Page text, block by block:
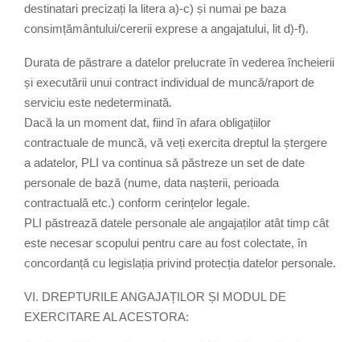
destinatari precizați la litera a)-c) și numai pe baza
consimțământului/cererii exprese a angajatului, lit d)-f).
Durata de păstrare a datelor prelucrate în vederea încheierii
și executării unui contract individual de muncă/raport de
serviciu este nedeterminată.
Dacă la un moment dat, fiind în afara obligațiilor
contractuale de muncă, vă veți exercita dreptul la ștergere
a adatelor, PLI va continua să păstreze un set de date
personale de bază (nume, data nașterii, perioada
contractuală etc.) conform cerințelor legale.
PLI păstrează datele personale ale angajaților atât timp cât
este necesar scopului pentru care au fost colectate, în
concordanță cu legislația privind protecția datelor personale.
VI. DREPTURILE ANGAJAȚILOR ȘI MODUL DE
EXERCITARE AL ACESTORA: